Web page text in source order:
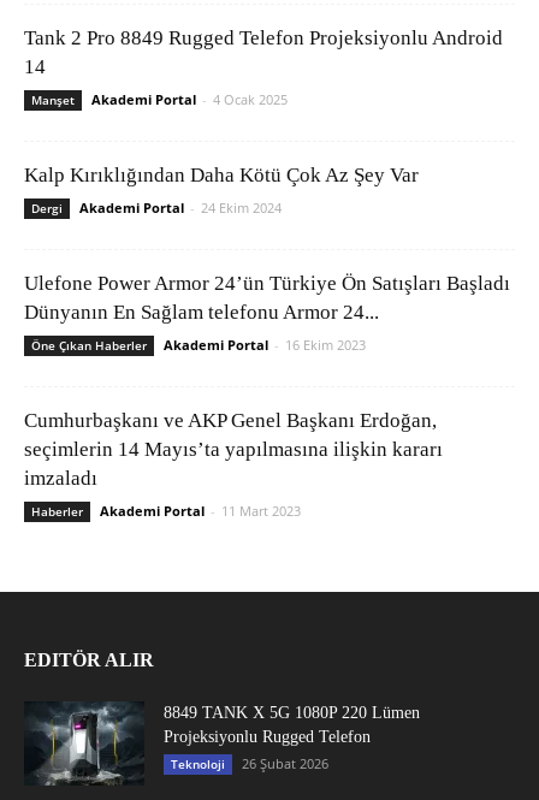
Tank 2 Pro 8849 Rugged Telefon Projeksiyonlu Android
14
Manşet Akademi Portal - 4 Ocak 2025
Kalp Kırıklığından Daha Kötü Çok Az Şey Var
Dergi Akademi Portal - 24 Ekim 2024
Ulefone Power Armor 24’ün Türkiye Ön Satışları Başladı
Dünyanın En Sağlam telefonu Armor 24...
Öne Çıkan Haberler Akademi Portal - 16 Ekim 2023
Cumhurbaşkanı ve AKP Genel Başkanı Erdoğan,
seçimlerin 14 Mayıs’ta yapılmasına ilişkin kararı
imzaladı
Haberler Akademi Portal - 11 Mart 2023
EDITÖR ALIR
8849 TANK X 5G 1080P 220 Lümen
Projeksiyonlu Rugged Telefon
Teknoloji 26 Şubat 2026